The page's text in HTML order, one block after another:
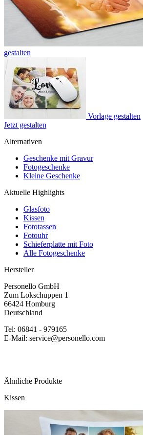
gestalten
Vorlage gestalten
Jetzt gestalten
Alternativen
Geschenke mit Gravur
Fotogeschenke
Kleine Geschenke
Aktuelle Highlights
Glasfoto
Kissen
Fototassen
Fotouhr
Schieferplatte mit Foto
Alle Fotogeschenke
Hersteller
Personello GmbH
Zum Lokschuppen 1
66424 Homburg
Deutschland
Tel: 06841 - 979165
E-Mail: service@personello.com
Ähnliche Produkte
Kissen